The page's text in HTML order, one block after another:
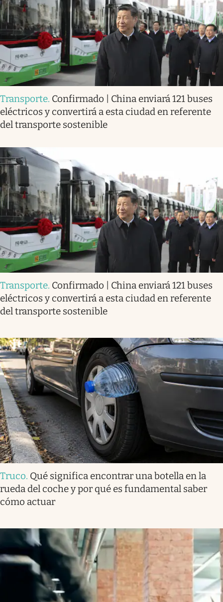
Transporte. Confirmado | China enviará 121 buses
eléctricos y convertirá a esta ciudad en referente
del transporte sostenible
Transporte. Confirmado | China enviará 121 buses
eléctricos y convertirá a esta ciudad en referente
del transporte sostenible
Truco. Qué significa encontrar una botella en la
rueda del coche y por qué es fundamental saber
cómo actuar